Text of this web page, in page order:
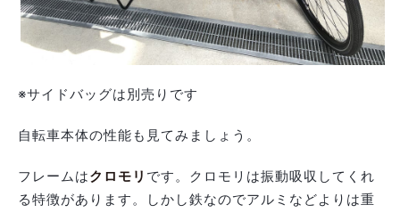
※サイドバッグは別売りです
自転車本体の性能も見てみましょう。
フレームはクロモリ です。クロモリは振動吸収してくれ
る特徴があります。しかし鉄なのでアルミなどよりは重